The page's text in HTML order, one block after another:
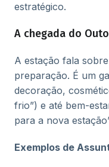
estratégico.
A chegada do
A estação fala
preparação. É um
decoração,
frio”) e até bem-
para a nova
Exemplos de